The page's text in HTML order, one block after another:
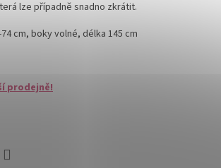
lze případně snadno zkrátit.
cm, boky volné, délka 145 cm
prodejně!